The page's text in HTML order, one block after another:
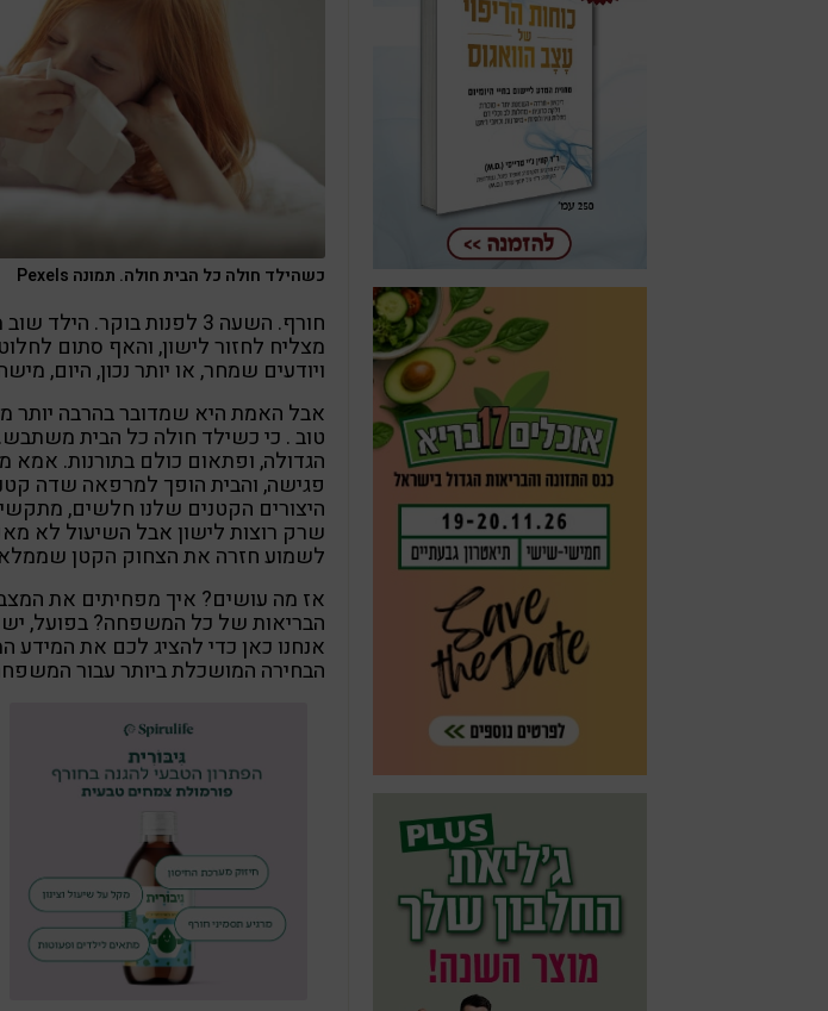
כשהילד חולה כל הבית חולה. תמונה Pexels
חורף. השעה 3 לפנות בוקר.
מצליח לחזור לישון, והאף סתום
ויודעים שמחר, או יותר נכון, היום,
אבל האמת היא שמדובר בהרבה
טוב . כי כשילד חולה כל הבית
הגדולה, ופתאום כולם בתורנות. אמא
פגישה, והבית הופך למרפאה שדה
היצורים הקטנים שלנו חלשים,
שרק רוצות לישון אבל השיעול לא
לשמוע חזרה את הצחוק הקטן
אז מה עושים? איך מפחיתים את
הבריאות של כל המשפחה? בפועל, יש
אנחנו כאן כדי להציג לכם את
הבחירה המושכלת ביותר עבור